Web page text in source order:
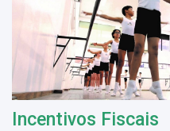
Incentivos Fiscais